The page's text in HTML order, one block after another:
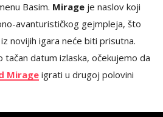
Basim. Mirage je naslov koji
avanturističkog gejmpleja, što
novijih igara neće biti prisutna.
tačan datum izlaska, očekujemo da
Mirage igrati u drugoj polovini